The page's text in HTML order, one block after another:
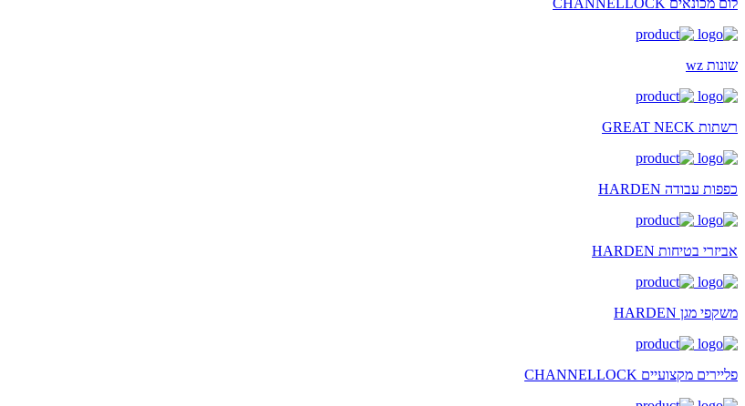
שונות wz
רשתות GREAT NECK
כפפות עבודה HARDEN
אביזרי בטיחות HARDEN
משקפי מגן HARDEN
פליירים מקצועיים CHANNELLOCK